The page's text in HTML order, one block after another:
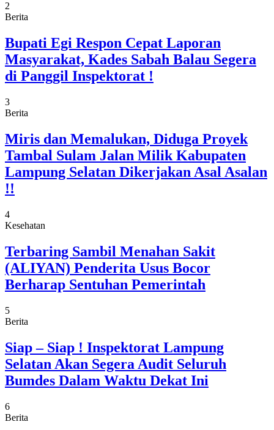
2
Berita
Bupati Egi Respon Cepat Laporan
Masyarakat, Kades Sabah Balau Segera
di Panggil Inspektorat !
3
Berita
Miris dan Memalukan, Diduga Proyek
Tambal Sulam Jalan Milik Kabupaten
Lampung Selatan Dikerjakan Asal Asalan
!!
4
Kesehatan
Terbaring Sambil Menahan Sakit
(ALIYAN) Penderita Usus Bocor
Berharap Sentuhan Pemerintah
5
Berita
Siap – Siap ! Inspektorat Lampung
Selatan Akan Segera Audit Seluruh
Bumdes Dalam Waktu Dekat Ini
6
Berita